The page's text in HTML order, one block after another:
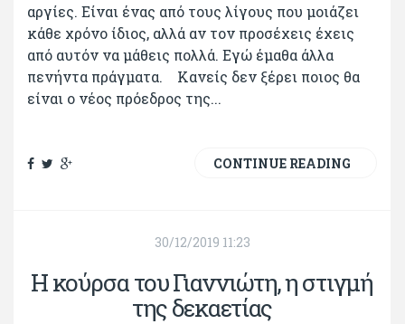
αργίες. Είναι ένας από τους λίγους που μοιάζει
κάθε χρόνο ίδιος, αλλά αν τον προσέχεις έχεις
από αυτόν να μάθεις πολλά. Εγώ έμαθα άλλα
πενήντα πράγματα. Κανείς δεν ξέρει ποιος θα
είναι ο νέος πρόεδρος της...
CONTINUE READING
30/12/2019 11:23
Η κούρσα του Γιαννιώτη, η στιγμή
της δεκαετίας